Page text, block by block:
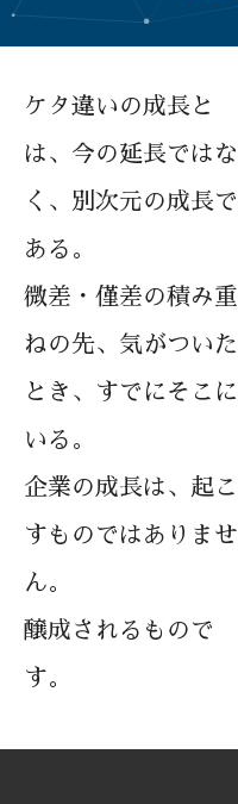
ケタ違いの成長と
は、 今の延長ではな
く、別次元の成長で
ある。
微差・僅差の積み重
ねの先、 気がついた
とき、すでにそこに
いる。
企業の成長は、起こ
すものではありませ
ん。
醸成されるもので
す。